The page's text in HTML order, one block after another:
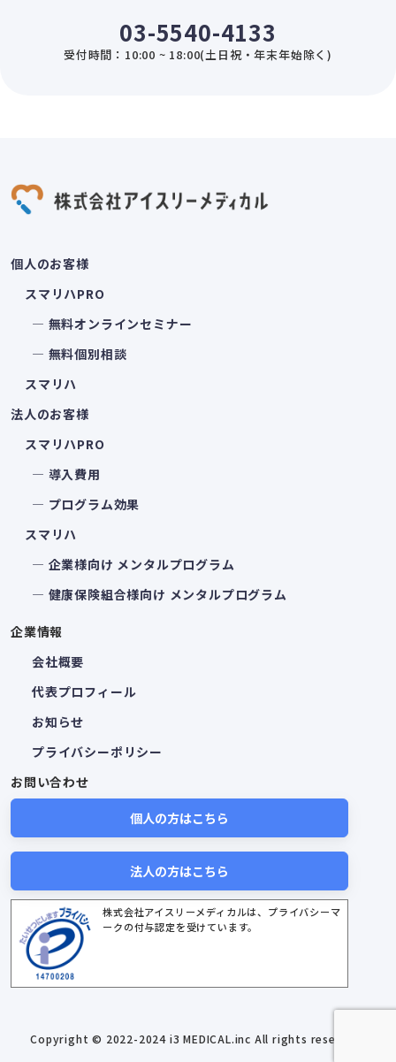
03-5540-4133
受付時間：10:00 ~ 18:00(土日祝・年末年始除く)
個人のお客様
スマリハPRO
― 無料オンラインセミナー
― 無料個別相談
スマリハ
法人のお客様
スマリハPRO
― 導入費用
― プログラム効果
スマリハ
― 企業様向け メンタルプログラム
― 健康保険組合様向け メンタルプログラム
企業情報
会社概要
代表プロフィール
お知らせ
プライバシーポリシー
お問い合わせ
個人の方はこちら
法人の方はこちら
株式会社アイスリーメディカルは、プライバシーマ
ークの付与認定を受けています。
Copyright © 2022-2024 i3 MEDICAL.inc All rights reserved.